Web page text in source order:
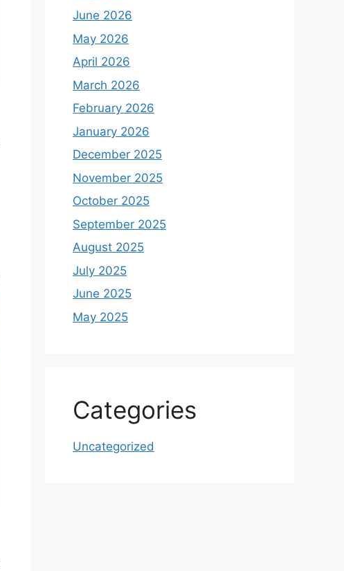
June 2026
May 2026
April 2026
March 2026
February 2026
January 2026
December 2025
November 2025
October 2025
September 2025
August 2025
July 2025
June 2025
May 2025
Categories
Uncategorized